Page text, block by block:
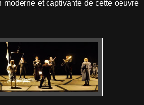
moderne et captivante de cette oeuvre